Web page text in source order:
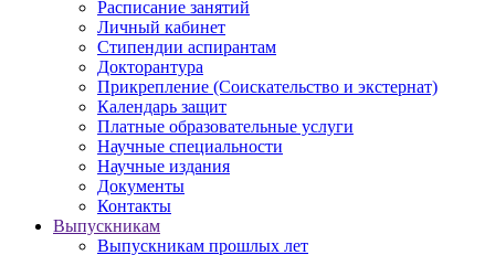
Расписание занятий
Личный кабинет
Стипендии аспирантам
Докторантура
Прикрепление (Соискательство и экстернат)
Календарь защит
Платные образовательные услуги
Научные специальности
Научные издания
Документы
Контакты
Выпускникам
Выпускникам прошлых лет